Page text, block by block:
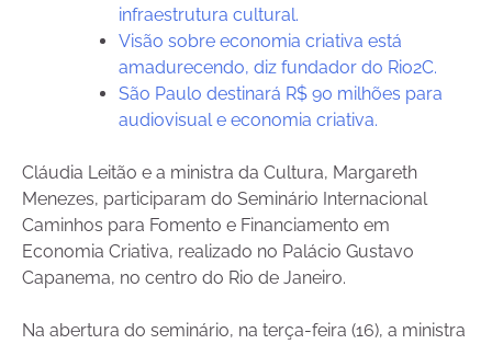
infraestrutura cultural.
Visão sobre economia criativa está
amadurecendo, diz fundador do Rio2C.
São Paulo destinará R$ 90 milhões para
audiovisual e economia criativa.
Cláudia Leitão e a ministra da Cultura, Margareth
Menezes, participaram do Seminário Internacional
Caminhos para Fomento e Financiamento em
Economia Criativa, realizado no Palácio Gustavo
Capanema, no centro do Rio de Janeiro.
Na abertura do seminário, na terça-feira (16), a ministra